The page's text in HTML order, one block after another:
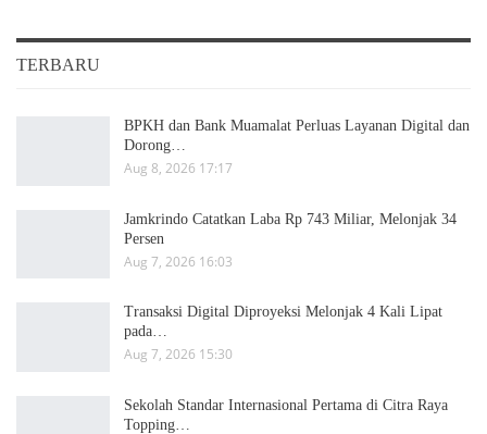
TERBARU
BPKH dan Bank Muamalat Perluas Layanan Digital dan
Dorong…
Aug 8, 2026 17:17
Jamkrindo Catatkan Laba Rp 743 Miliar, Melonjak 34
Persen
Aug 7, 2026 16:03
Transaksi Digital Diproyeksi Melonjak 4 Kali Lipat
pada…
Aug 7, 2026 15:30
Sekolah Standar Internasional Pertama di Citra Raya
Topping…